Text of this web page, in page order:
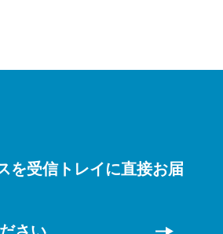
受信トレイに直接お届